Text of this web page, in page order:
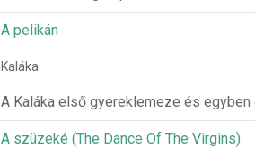
A pelikán
Kaláka
A Kaláka első gyereklemeze és
A szüzeké (The Dance Of The Virgins)